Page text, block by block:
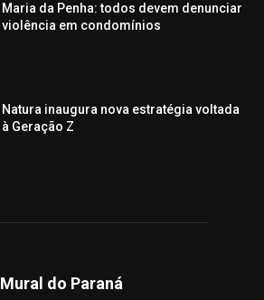
Maria da Penha: todos devem denunciar
violência em condomínios
Natura inaugura nova estratégia voltada
à Geração Z
Mural do Paraná